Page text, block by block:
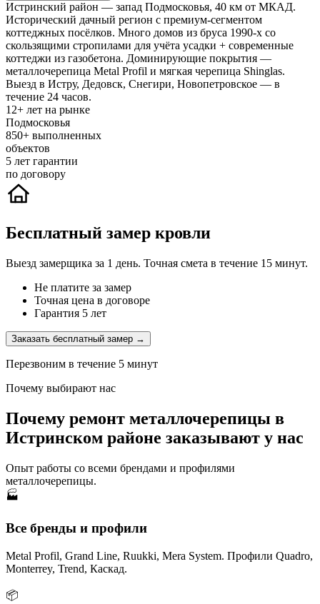
Истринский район — запад Подмосковья, 40 км от МКАД.
Исторический дачный регион с премиум-сегментом
коттеджных посёлков. Много домов из бруса 1990-х со
скользящими стропилами для учёта усадки + современные
коттеджи из газобетона. Доминирующие покрытия —
металлочерепица Metal Profil и мягкая черепица Shinglas.
Выезд в Истру, Дедовск, Снегири, Новопетровское — в
течение 24 часов.
12+ лет на рынке
Подмосковья
850+ выполненных
объектов
5 лет гарантии
по договору
Бесплатный замер кровли
Выезд замерщика за 1 день. Точная смета в течение 15 минут.
Не платите за замер
Точная цена в договоре
Гарантия 5 лет
Заказать бесплатный замер →
Перезвоним в течение 5 минут
Почему выбирают нас
Почему ремонт металлочерепицы в
Истринском районе заказывают у нас
Опыт работы со всеми брендами и профилями
металлочерепицы.
🏭
Все бренды и профили
Metal Profil, Grand Line, Ruukki, Mera System. Профили Quadro,
Monterrey, Trend, Каскад.
📦